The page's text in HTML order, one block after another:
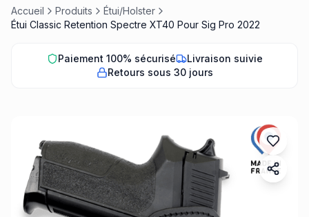
Accueil Produits
Étui/Holster
Étui Classic Retention Spectre XT40 Pour Sig Pro 2022
Paiement 100% sécurisé
Livraison suivie
Retours sous 30 jours